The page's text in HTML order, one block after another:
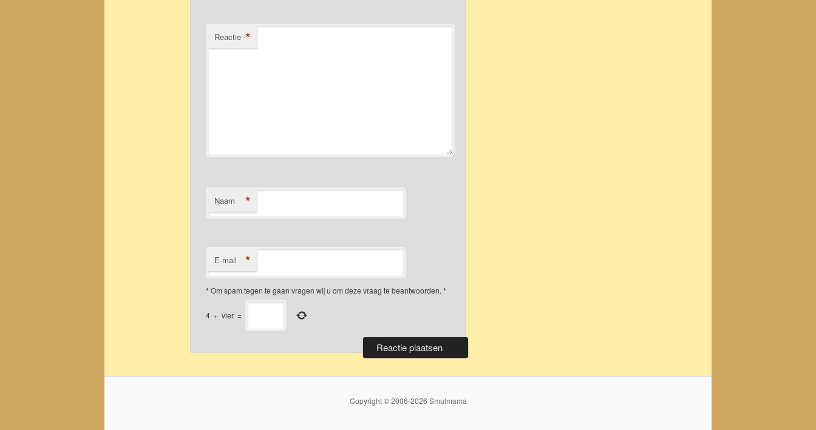
Reactie *
Naam *
E-mail *
*Om spam tegen te gaan vragen wij u om deze vraag te beantwoorden.*
4 + vier =
Copyright © 2006-2026 Smulmama